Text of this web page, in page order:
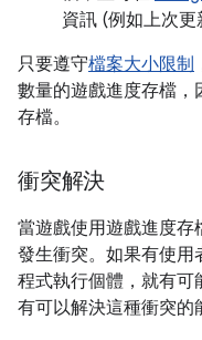
資訊 (例如上次更
只要遵守檔案大小限制
數量的遊戲進度存檔，
存檔。
衝突解決
當遊戲使用遊戲進度存
發生衝突。如果有使用
程式執行個體，就有可
有可以解決這種衝突的